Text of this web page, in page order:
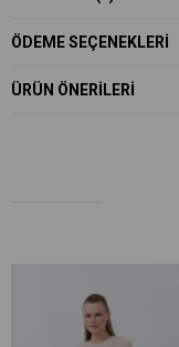
ÖDEME SEÇENEKLERI
ÜRÜN ÖNERILERI